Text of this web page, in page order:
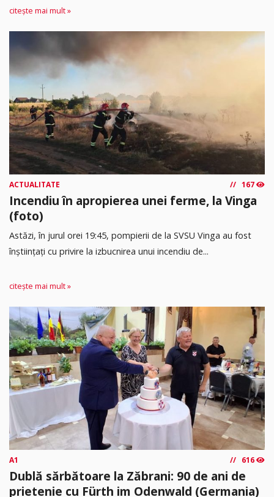
citește mai mult »
ACTUALITATE 167
Incendiu în apropierea unei ferme, la Vinga
(foto)
Astăzi, în jurul orei 19:45, pompierii de la SVSU Vinga au fost
înștiințați cu privire la izbucnirea unui incendiu de...
citește mai mult »
A1 616
Dublă sărbătoare la Zăbrani: 90 de ani de
prietenie cu Fürth im Odenwald (Germania)